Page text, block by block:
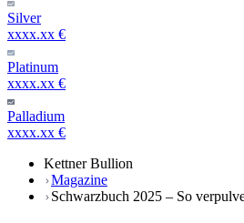
Silver
xxxx.xx €
Platinum
xxxx.xx €
Palladium
xxxx.xx €
Kettner Bullion
Magazine
Schwarzbuch 2025 – So